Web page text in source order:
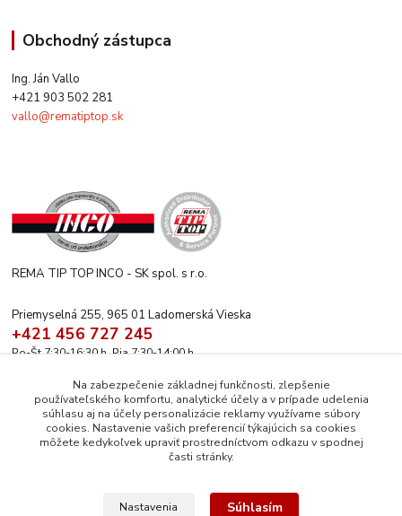
Obchodný zástupca
Ing. Ján Vallo
+421 903 502 281
vallo@rematiptop.sk
REMA TIP TOP INCO - SK spol. s r.o.
Priemyselná 255, 965 01 Ladomerská Vieska
+421 456 727 245
Po-Št 7:30-16:30 h. Pia 7:30-14:00 h.
rematiptop@rematiptop.sk
Na zabezpečenie základnej funkčnosti, zlepšenie
používateľského komfortu, analytické účely a v prípade udelenia
súhlasu aj na účely personalizácie reklamy využívame súbory
cookies. Nastavenie vašich preferencií týkajúcich sa cookies
môžete kedykoľvek upraviť prostredníctvom odkazu v spodnej
časti stránky.
Nastavenia Súhlasím